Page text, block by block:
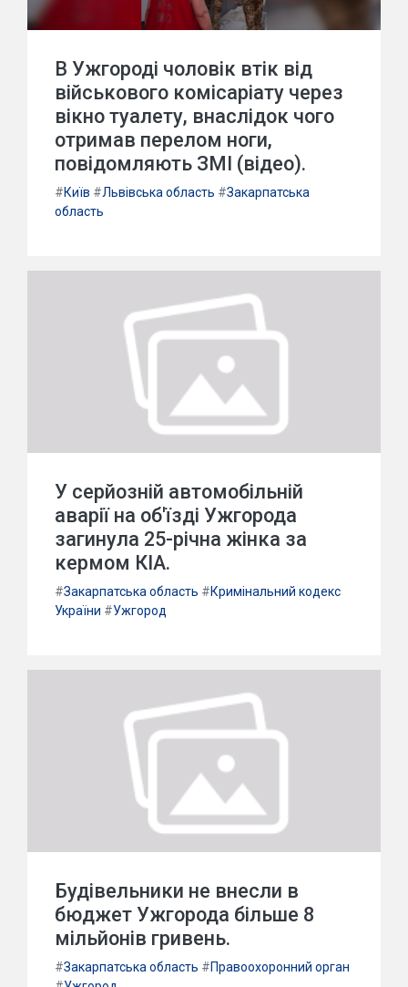
В Ужгороді чоловік втік від
військового комісаріату через
вікно туалету, внаслідок чого
отримав перелом ноги,
повідомляють ЗМІ (відео).
#Київ #Львівська область #Закарпатська
область
У серйозній автомобільній
аварії на об'їзді Ужгорода
загинула 25-річна жінка за
кермом КІА.
#Закарпатська область #Кримінальний кодекс
України #Ужгород
Будівельники не внесли в
бюджет Ужгорода більше 8
мільйонів гривень.
#Закарпатська область #Правоохоронний орган